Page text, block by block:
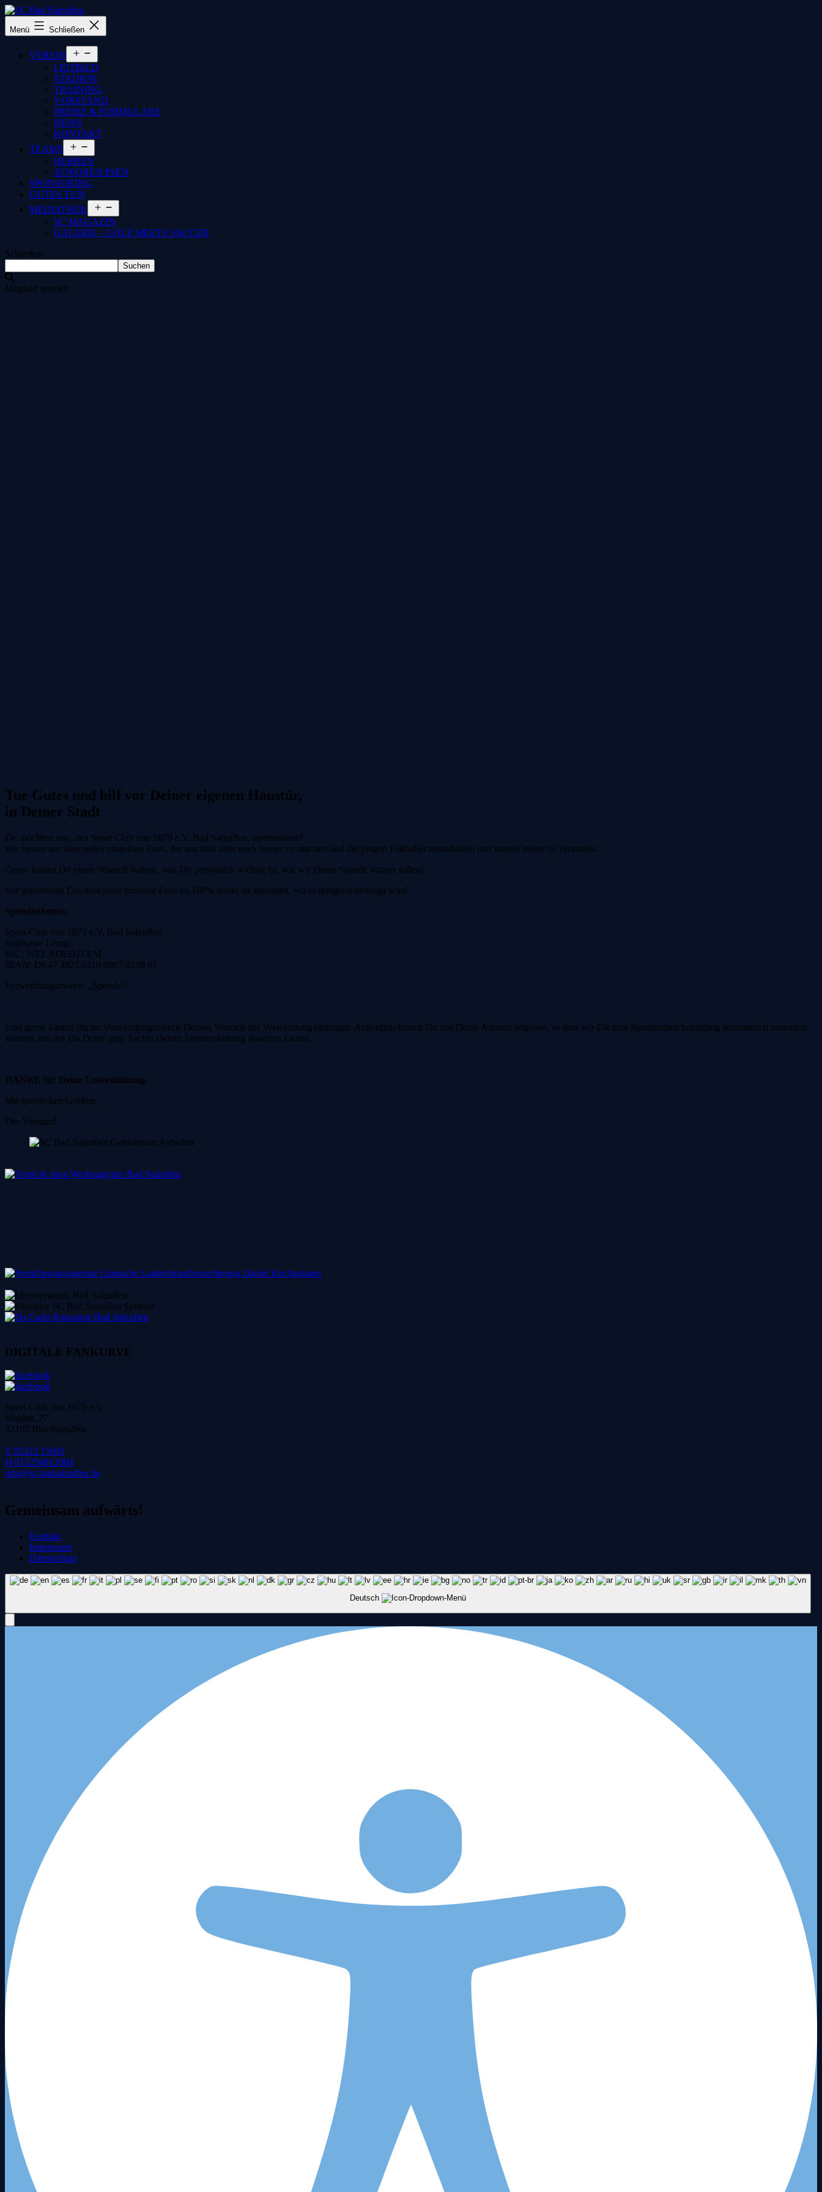
SC
Bad
Menü Schließen
VEREIN
öffnen
LEITBILD
STADION
TRAINING
VORSTAND
PREISE & FORMULARE
NEWS
KONTAKT
TEAMS
öffnen
HERREN
JUNIOREN/INEN
SPONSORING
GUTES TUN
MEDIATHEK
öffnen
SC MAGAZIN
GALERIE – GOLF MEETS SOCCER
Schließen
Suchen
Mitglied werden
Tue Gutes und hilf vor Deiner eigenen Haustür,
in Deiner Stadt
Du möchtest uns, den Sport Club von 1879 e.V. Bad Salzuflen, unterstützen?
Wir freuen uns über jeden einzelnen Euro, der uns hilft alles noch besser zu machen und die jungen Fußballer auszubilden und unsere Werte zu vermitteln.
Gerne kannst Du einen Wunsch äußern, was Dir persönlich wichtig ist, wie wir Deine Spende nutzen sollen!
Wir garantieren Dir, dass jeder einzelne Euro zu 100% direkt da ankommt, wo er dringend benötigt wird!
Spendenkonto:
Sport-Club von 1879 e.V. Bad Salzuflen
Sparkasse Lemgo
BIC: WELADED1LEM
IBAN: DE47 4825 0110 0007 0138 81
Verwendungszweck: „Spende“
Und gerne kannst Du im Verwendungszweck Deinen Wunsch der Verwendung eintragen. Außerdem kannst Du uns Deine Adresse angeben, so dass wir Dir eine Spendenbescheinigung automatisch zusenden
können, mit der Du Deine gute Tat bei Deiner Steuererklärung absetzen kannst.
DANKE für Deine Unterstützung.
Mit sportlichen Grüßen
Der Vorstand
DIGITALE FANKURVE
Sport-Club von 1879 e.V.
Waldstr. 27
32105 Bad Salzuflen
T 05222 15691
H 015236812004
info@sc-badsalzuflen.de
Gemeinsam aufwärts!
Kontakt
Impressum
Datenschutz
Deutsch